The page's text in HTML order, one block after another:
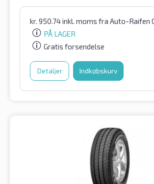
kr. 950.74inkl. moms fra Auto-Raifen
PÅ LAGER
Gratis forsendelse
Detaljer Indkøbskurv